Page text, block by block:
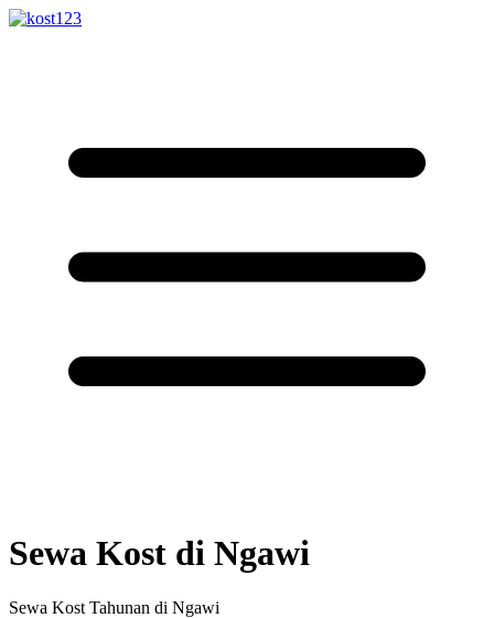
Sewa Kost di Ngawi
Sewa Kost Tahunan di Ngawi